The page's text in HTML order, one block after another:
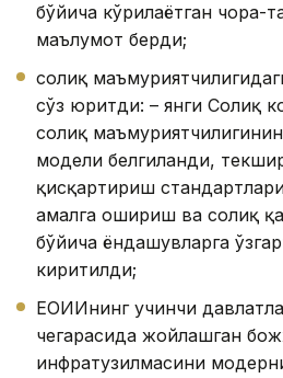
бўйича кўрилаётган чора-
маълумот берди;
солиқ
сўз юритди: – янги Солиқ
солиқ
модели белгиланди,
қисқартириш
амалга ошириш ва солиқ
бўйича ёндашувларга
киритилди;
ЕОИИнинг учинчи
чегарасида жойлашган
инфратузилмасини